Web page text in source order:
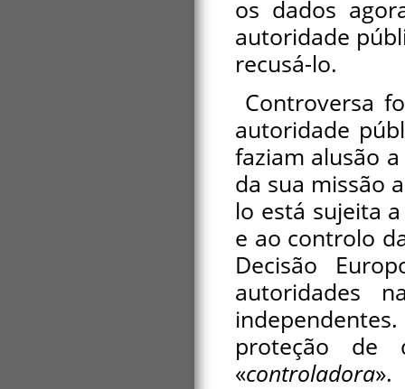
os dados
autoridade
recusá-lo.
Controversa
autoridade
faziam alusão
da sua missão
lo está sujeita
e ao controlo
Decisão
autoridades
proteção de
«controladora».